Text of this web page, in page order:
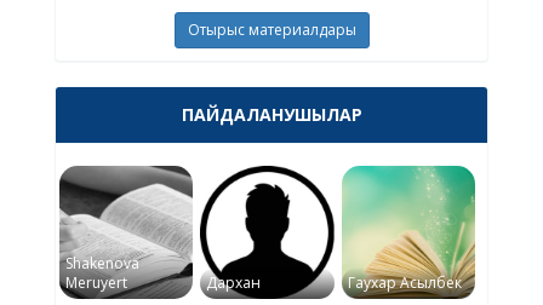
Отырыс материалдары
ПАЙДАЛАНУШЫЛАР
Shakenova
Meruyert
Дархан Гаухар Асылбек